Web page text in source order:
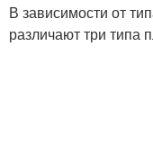
В зависимости от
различают три типа